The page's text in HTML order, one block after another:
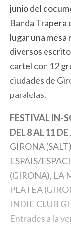
junio del
Banda Trapera
lugar una mesa
diversos
cartel con 12
ciudades de
paralelas.
FESTIVAL IN-
DEL 8 AL 11
GIRONA
ESPAIS/
(GIRONA), LA
PLATEA
INDIE CLUB
Entrades a la